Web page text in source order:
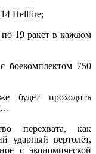
Hellfire;
19 ракет в каждом
боекомплектом 750
будет проходить
перехвата, как
ударный вертолёт,
с экономической